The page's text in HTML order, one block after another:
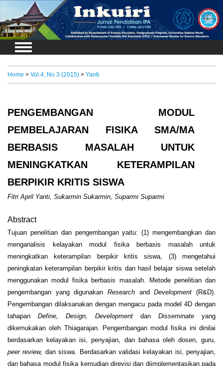
Login
Home > Vol 4, No 3 (2015) > Yanti
PENGEMBANGAN MODUL
PEMBELAJARAN FISIKA SMA/MA
BERBASIS MASALAH UNTUK
MENINGKATKAN KETERAMPILAN
BERPIKIR KRITIS SISWA
Fitri April Yanti, Sukarmin Sukarmin, Suparmi Suparmi
Abstract
Tujuan penelitian dan pengembangan yaitu: (1) mengembangkan dan
menganalisis kelayakan modul fisika berbasis masalah untuk
meningkatkan keterampilan berpikir kritis siswa, (3) mengetahui
peningkatan keterampilan berpikir kritis dan hasil belajar siswa setelah
menggunakan modul fisika berbasis masalah. Metode penelitian dan
pengembangan yang digunakan Research andDevelopment(R&D).
Pengembangan dilaksanakan dengan mengacu pada model 4D dengan
tahapan Define, Design, Development dan Disseminate yang
dikemukakan oleh Thiagarajan. Pengembangan modul fisika ini dinilai
berdasarkan kelayakan isi, penyajian, dan bahasa oleh dosen, guru,
peer review, dan siswa. Berdasarkan validasi kelayakan isi, penyajian,
dan bahasa modul fisika kemudian direvisi dan diimplementasikan pada